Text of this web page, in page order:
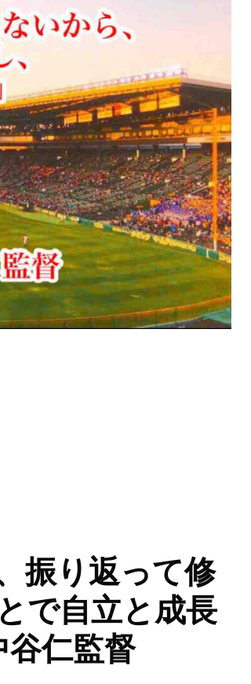
白いし、怖いんです」／ 智弁和歌山 高
振り返って修
で自立と成長
仁監督